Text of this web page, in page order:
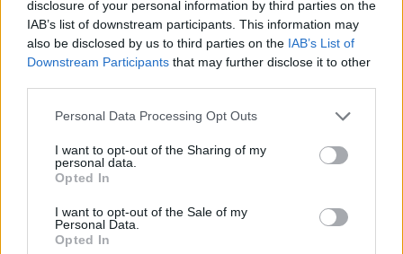
disclosure of your personal information by third parties on the
IAB’s list of downstream participants. This information may
also be disclosed by us to third parties on the IAB’s List of
Downstream Participants that may further disclose it to other
Personal Data Processing Opt Outs
I want to opt-out of the Sharing of my
personal data.
Opted In
I want to opt-out of the Sale of my
Personal Data.
Opted In
Δυτική Αττική: Η επόμενη ημέρα μετά τις
πυρκαγιές – Τα έργα Antinero και η «μάχη» πριν
από τις βροχές
08/08/2026 - 14:08 ΕΛΛΑΔΑ
από 56.000 επιβάτες αναχωρούν σήμερα από τα
08/08/2026 - 14:30 ΕΛΛΑΔΑ
οικονομικού προγράμματος της ΕΛ.Α.Σ. στη
Θεσσαλονίκη